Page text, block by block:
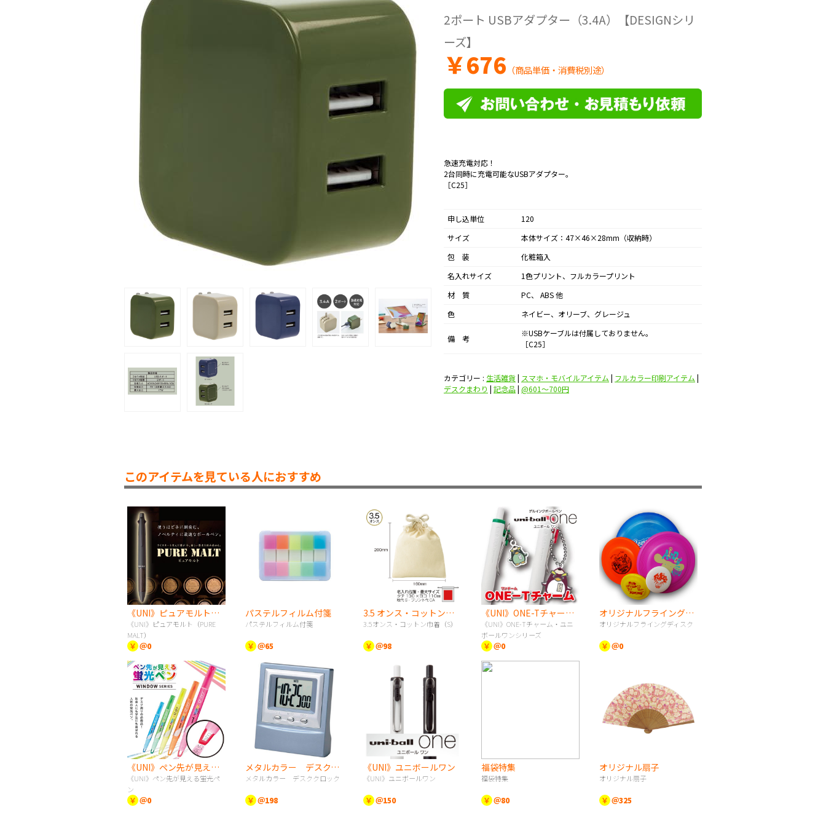
2ポート USBアダプター（3.4A）【DESIGNシリ
ーズ】
￥676 （商品単価・消費税別途）
急速充電対応！
2台同時に充電可能なUSBアダプター。
［C25］
申し込単位
120
サイズ
本体サイズ：47×46×28mm（収納時）
包 装
化粧箱入
名入れサイズ
1色プリント、フルカラープリント
材 質
PC、 ABS 他
色
ネイビー、オリーブ、グレージュ
備 考
※USBケーブルは付属しておりません。
［C25］
カテゴリー : 生活雑貨| スマホ・モバイルアイテム | フルカラー印刷アイテム |
デスクまわり | 記念品| @601〜700円
このアイテムを見ている人におすすめ
《UNI》ピュアモルト（PURE MALT）
《UNI》ピュアモルト（PURE
MALT）
￥ ＠0
パステルフィルム付箋
パステルフィルム付箋
￥ ＠65
3.5 オンス・コットン巾着（S）
3.5オンス・コットン巾着（S）
￥ ＠98
《UNI》ONE-Tチャーム・ユニボールワンシリーズ
《UNI》ONE-Tチャーム・ユニ
ボールワンシリーズ
￥ ＠0
オリジナルフライングディスク
オリジナルフライングディスク
￥ ＠0
《UNI》ペン先が見える蛍光ペン
《UNI》ペン先が見える蛍光ペ
ン
￥ ＠0
メタルカラー デスククロック
メタルカラー デスククロック
￥ ＠198
《UNI》ユニボールワン
《UNI》ユニボールワン
￥ ＠150
福袋特集
福袋特集
￥ ＠80
オリジナル扇子
オリジナル扇子
￥ ＠325